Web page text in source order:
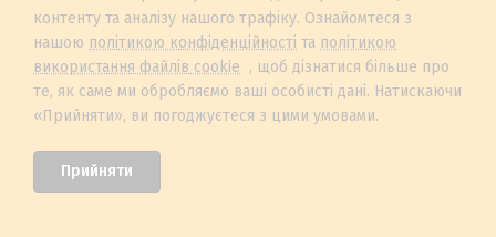
чи виконані перші навчальні задачі;
чи є розуміння очікувань на наступний місяць.
Приклади питань для новачка:
Чи зрозуміло вам, чого від вас очікують?
контенту та аналізу нашого трафіку. Ознайомтеся з
нашою політикою конфіденційності та політикою
використання файлів cookie , щоб дізнатися більше про
те, як саме ми обробляємо ваші особисті дані. Натискаючи
«Прийняти», ви погоджуєтеся з цими умовами.
Прийняти